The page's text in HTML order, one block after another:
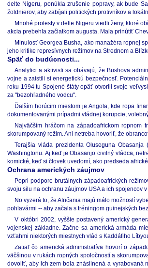
delte Nigeru, ponúkla zrušenie popravy, ak bude
žoldnierov, aby zabíjali politických protivníkov a
Mnohé protesty v delte Nigeru viedli ženy, ktoré
akcia prebehla začiatkom augusta. Mala prinútiť
Minulosť Georgea Busha, ako manažéra ropnej
jeho kritike represívnych režimov na Strednom a
Späť do budúcnosti...
Analytici a aktivisti sa obávajú, že Bushova
vojne a zaistili si energetickú bezpečnosť.
roku 1994 tu Spojené štáty opäť otvorili svoje
za "bezohľadného vodcu".
Ďalším horúcim miestom je Angola, kde ropa
dokumentovanými prípadmi vládnej korupcie,
Najväčším hráčom na západoafrickom
skorumpovaný režim. Ani netreba hovoriť, že
Terajšia vláda prezidenta Oluseguna
Washingtonu. Aj keď je Obasanjo civilný vládca,
komické, keď si človek uvedomí, ako predseda
Ochrana amerických záujmov
Popri podpore brutálnych západoafrických
svoju silu na ochranu záujmov USA a ich spojencov
No vyzerá to, že Afričania majú málo možností
pohlavármi -- aby začala s tréningom guinejských
V októbri 2002, vyššie postavený americký
vojenskej základne. Začne sa americká armáda
vzťahmi niektorých miestnych vlád s Kaddáfiho
Zatiaľ čo americká administratíva hovorí o
väčšinou v rukách ropných spoločností a
dovoliť, aby ich zem bola znásilnená a vyrabovaná